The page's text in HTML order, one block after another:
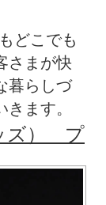
どこでも
さまが快
暮らしづ
ます。
ズ） プ